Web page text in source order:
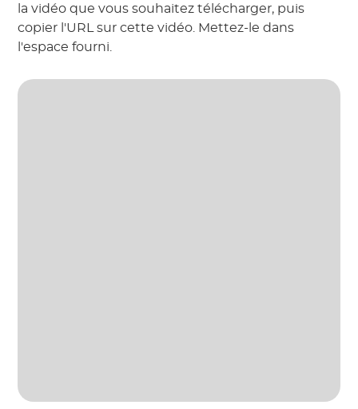
la vidéo que vous souhaitez télécharger, puis
copier l'URL sur cette vidéo. Mettez-le dans
l'espace fourni.